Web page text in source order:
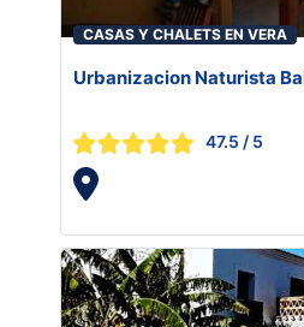
CASAS Y CHALETS EN VERA
Urbanizacion Naturista
47.5 / 5